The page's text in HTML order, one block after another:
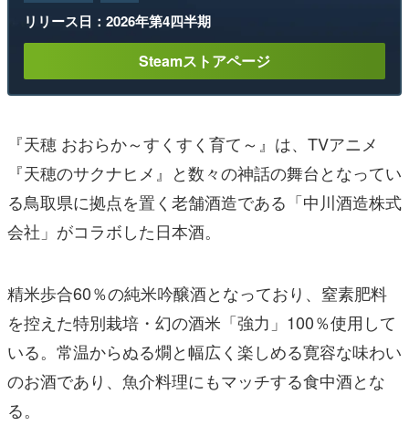
リリース日：2026年第4四半期
Steamストアページ
『天穂 おおらか～すくすく育て～』は、TVアニメ
『天穂のサクナヒメ』と数々の神話の舞台となってい
る鳥取県に拠点を置く老舗酒造である「中川酒造株式
会社」がコラボした日本酒。
精米歩合60％の純米吟醸酒となっており、窒素肥料
を控えた特別栽培・幻の酒米「強力」100％使用して
いる。常温からぬる燗と幅広く楽しめる寛容な味わい
のお酒であり、魚介料理にもマッチする食中酒とな
る。